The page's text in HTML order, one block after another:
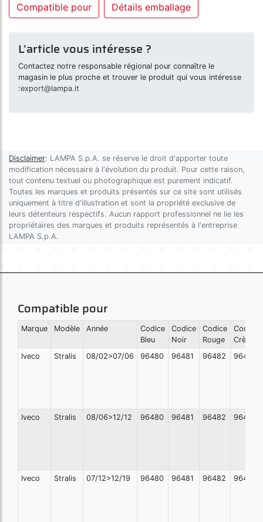
Compatible pour Détails emballage
L’article vous intéresse ?
Contactez notre responsable régional pour connaître le
magasin le plus proche et trouver le produit qui vous intéresse
:export@lampa.it
Disclaimer: LAMPA S.p.A. se réserve le droit d'apporter toute
modification nécessaire à l'évolution du produit. Pour cette raison,
tout contenu textuel ou photographique est purement indicatif.
Toutes les marques et produits présentés sur ce site sont utilisés
uniquement à titre d'illustration et sont la propriété exclusive de
leurs détenteurs respectifs. Aucun rapport professionnel ne lie les
propriétaires des marques et produits représentés à l'entreprise
LAMPA S.p.A.
Compatible pour
Marque Modèle Année
Codice
Bleu
Codice
Noir
Codice
Rouge
Codice
Crème
Iveco
Stralis 08/02>07/06 96480 96481 96482 96483
Iveco Stralis 08/06>12/12 96480 96481 96482 96483
Iveco Stralis 07/12>12/19 96480 96481 96482 96483